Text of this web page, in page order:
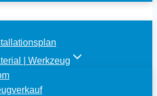
| Werkzeug